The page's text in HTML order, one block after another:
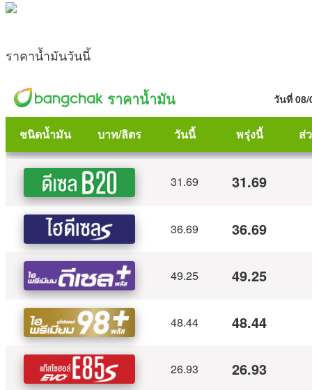
ราคาน้ำมันวันนี้